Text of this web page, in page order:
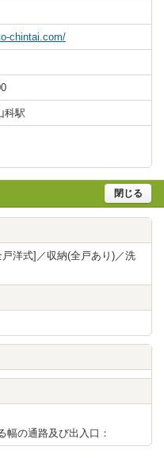
chintai.com/
科駅
閉じる
洋式]／収納(全戸あり)／洗
幅の通路及び出入口：